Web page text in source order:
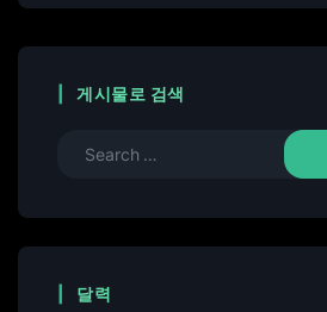
게시물로 검색
달력